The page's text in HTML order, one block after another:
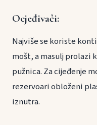
Ocjeđivači:
Najviše se koriste
mošt, a masulj prolazi
pužnica. Za cijeđenje
rezervoari obloženi
iznutra.